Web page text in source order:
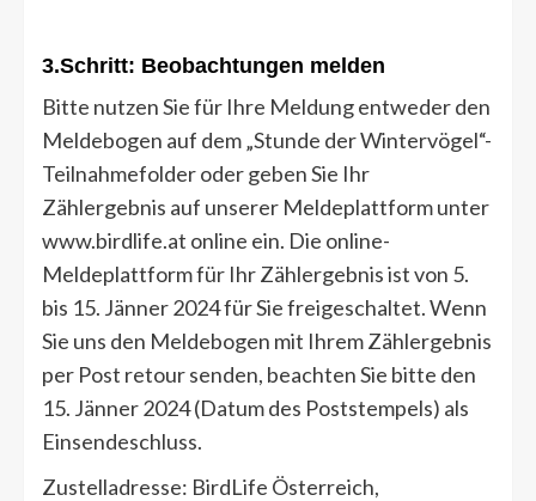
3.Schritt: Beobachtungen melden
Bitte nutzen Sie für Ihre Meldung entweder den
Meldebogen auf dem „Stunde der Wintervögel“-
Teilnahmefolder oder geben Sie Ihr
Zählergebnis auf unserer Meldeplattform unter
www.birdlife.at online ein. Die online-
Meldeplattform für Ihr Zählergebnis ist von 5.
bis 15. Jänner 2024 für Sie freigeschaltet. Wenn
Sie uns den Meldebogen mit Ihrem Zählergebnis
per Post retour senden, beachten Sie bitte den
15. Jänner 2024 (Datum des Poststempels) als
Einsendeschluss.
Zustelladresse: BirdLife Österreich,